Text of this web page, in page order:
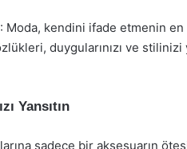
: Moda, kendini ifade etmenin
duygularınızı ve
Yansıtın
sadece bir aksesuarın